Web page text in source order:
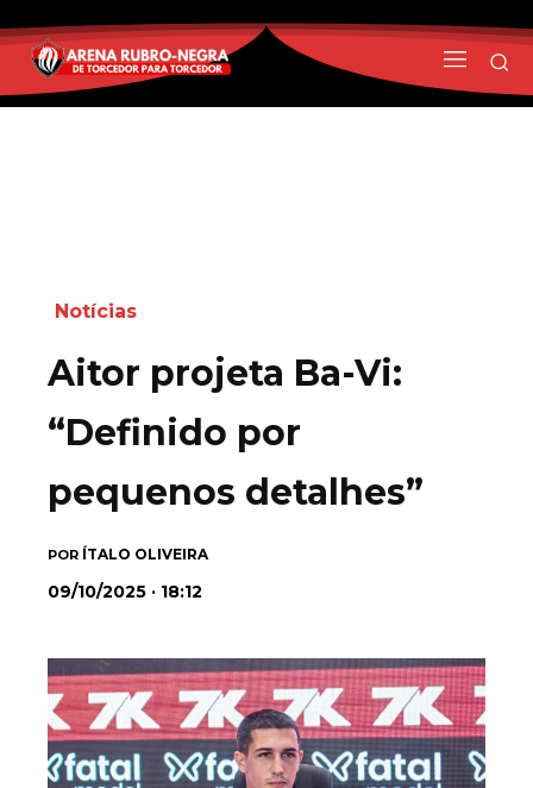
Notícias
Aitor projeta Ba-Vi:
“Definido por
pequenos detalhes”
POR ÍTALO OLIVEIRA
09/10/2025 · 18:12